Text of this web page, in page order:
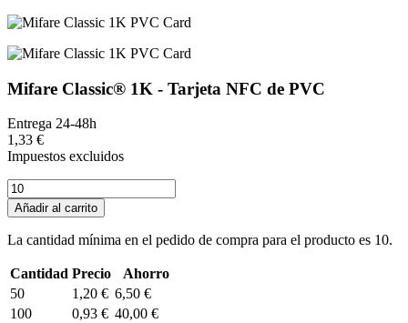
Mifare Classic® 1K - Tarjeta NFC de PVC
Entrega 24-48h
1,33 €
Impuestos excluidos
Añadir al carrito
La cantidad mínima en el pedido de compra para el producto es 10.
Cantidad Precio
Ahorro
50
1,20 € 6,50 €
100
0,93 € 40,00 €